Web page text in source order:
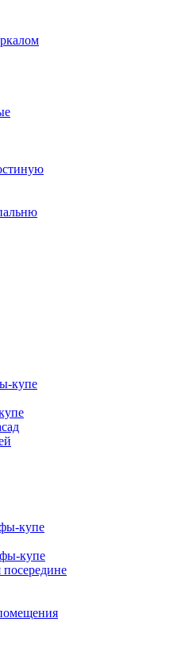
купе
купе
купе